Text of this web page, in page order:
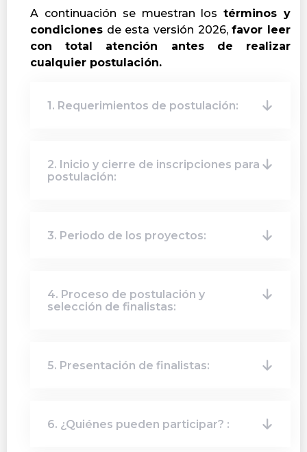
A continuación se muestran lostérminos y
condiciones de esta versión 2026,favor leer
con total atención antes de realizar
cualquier postulación.
1. Requerimientos de postulación:
2. Inicio y cierre de inscripciones para
postulación:
3. Periodo de los proyectos:
4. Proceso de postulación y
selección de finalistas:
5. Presentación de finalistas:
6. ¿Quiénes pueden participar? :